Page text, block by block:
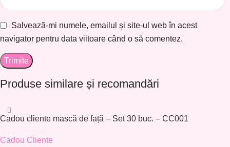
Salvează-mi numele, emailul și site-ul web în acest
navigator pentru data viitoare când o să comentez.
Produse similare și recomandări
Cadou cliente mască de față – Set 30 buc. – CC001
Cadou Cliente